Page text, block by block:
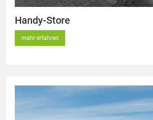
Handy-Store
mehr erfahren